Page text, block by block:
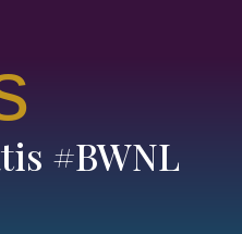
#BWNL